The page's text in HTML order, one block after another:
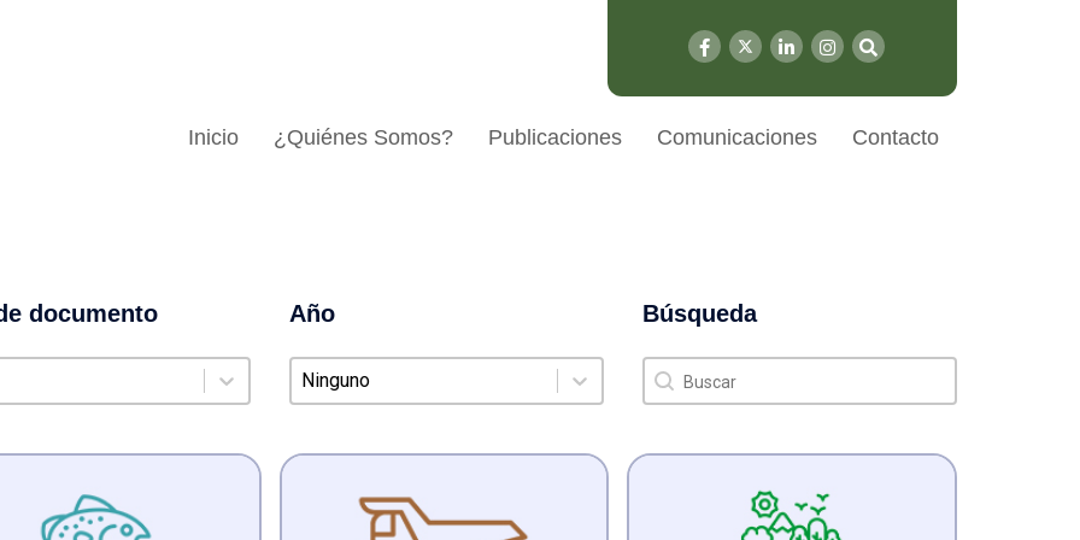
Inicio ¿Quiénes Somos? Publicaciones Comunicaciones Contacto
documento
documento
Año
Año
Año
Búsqueda
Búsqueda
Búsqueda